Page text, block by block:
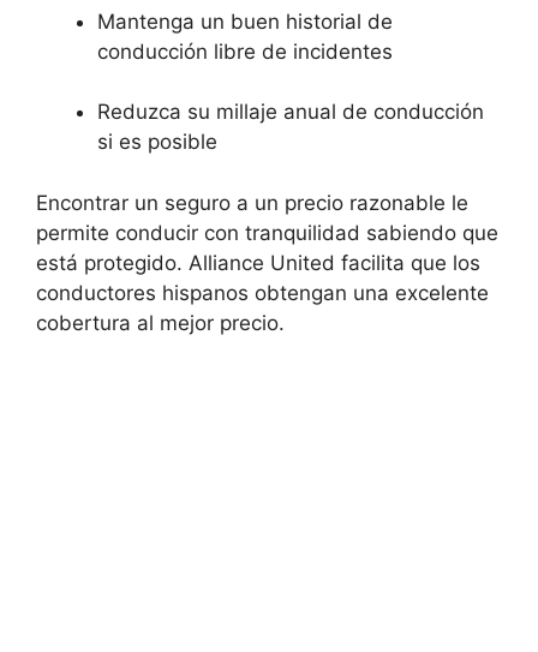
Mantenga un buen historial de
conducción libre de incidentes
Reduzca su millaje anual de conducción
si es posible
Encontrar un seguro a un precio razonable le
permite conducir con tranquilidad sabiendo que
está protegido. Alliance United facilita que los
conductores hispanos obtengan una excelente
cobertura al mejor precio.